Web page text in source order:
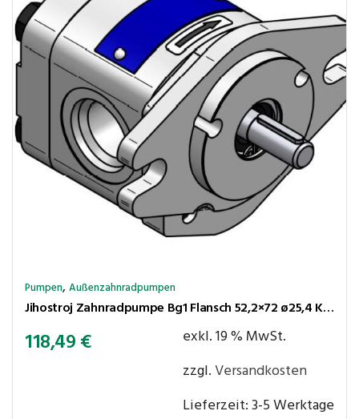
Pumpen,Außenzahnradpumpen
Jihostroj Zahnradpumpe Bg1 Flansch 52,2×72 ø25,4 Kegel 1:8 3,6cm³/U 260bar rechtsl Anschl LK30-30
118,49€
exkl. 19 % MwSt.
zzgl.Versandkosten
Lieferzeit:3-5 Werktage